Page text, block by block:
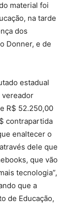
material foi
na tarde
dos
Donner, e de
estadual
vereador
R$ 52.250,00
contrapartida
enaltecer o
dele que
que vão
tecnologia”,
que a
de Educação,